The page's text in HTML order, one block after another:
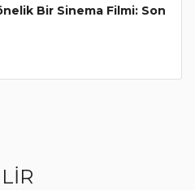
Bir Sinema Filmi: Son